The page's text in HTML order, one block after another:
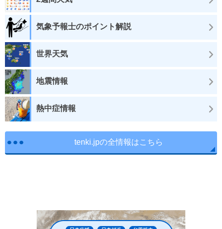
気象予報士のポイント解説
世界天気
地震情報
熱中症情報
tenki.jpの全情報はこちら